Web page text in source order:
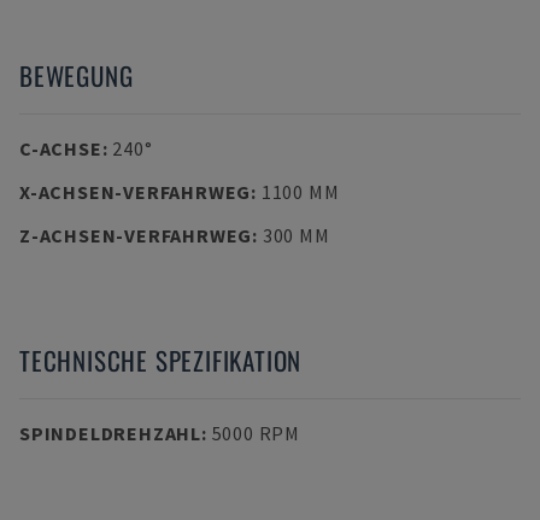
BEWEGUNG
C-ACHSE: 240°
X-ACHSEN-VERFAHRWEG: 1100 MM
Z-ACHSEN-VERFAHRWEG: 300 MM
TECHNISCHE SPEZIFIKATION
SPINDELDREHZAHL: 5000 RPM